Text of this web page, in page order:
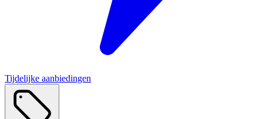
Tijdelijke aanbiedingen